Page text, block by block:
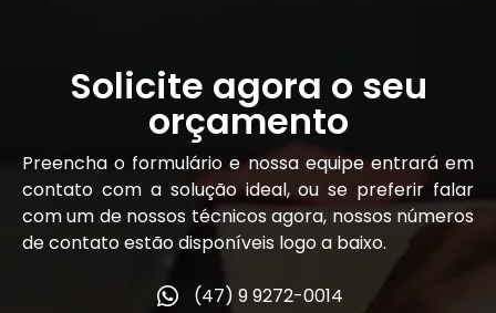
Solicite agora o seu
orçamento
Preencha o formulário e nossa equipe entrará em
contato com a solução ideal, ou se preferir falar
com um de nossos técnicos agora, nossos números
de contato estão disponíveis logo a baixo.
(47) 9 9272-0014